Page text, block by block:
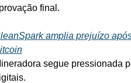
final.
amplia prejuízo
segue pressionada